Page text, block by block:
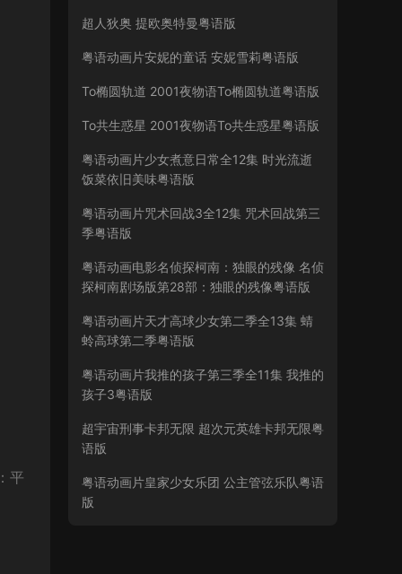
平
超人狄奥 提欧奥特曼粤语版
粤语动画片安妮的童话 安妮雪莉粤语版
To椭圆轨道 2001夜物语To椭圆轨道粤语版
To共生惑星 2001夜物语To共生惑星粤语版
粤语动画片少女煮意日常全12集 时光流逝
饭菜依旧美味粤语版
粤语动画片咒术回战3全12集 咒术回战第三
季粤语版
粤语动画电影名侦探柯南：独眼的残像 名侦
探柯南剧场版第28部：独眼的残像粤语版
粤语动画片天才高球少女第二季全13集 蜻
蛉高球第二季粤语版
粤语动画片我推的孩子第三季全11集 我推的
孩子3粤语版
超宇宙刑事卡邦无限 超次元英雄卡邦无限粤
语版
粤语动画片皇家少女乐团 公主管弦乐队粤语
版